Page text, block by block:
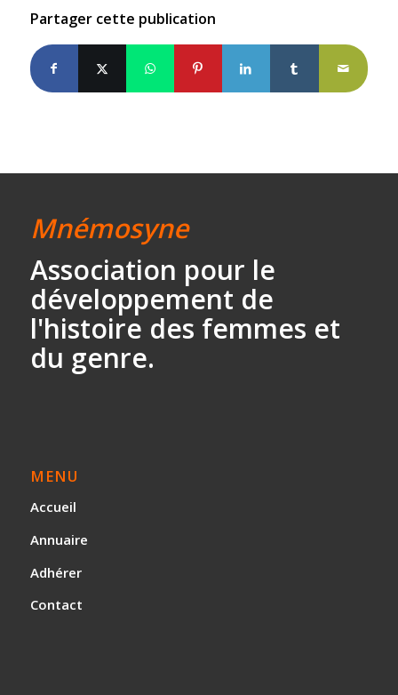
Partager cette publication
Mnémosyne
Association pour le
développement de
l'histoire des femmes et
du genre.
MENU
Accueil
Annuaire
Adhérer
Contact